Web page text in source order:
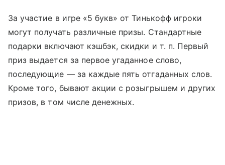
За участие в игре «5 букв» от Тинькофф игроки
могут получать различные призы. Стандартные
подарки включают кэшбэк, скидки и т. п. Первый
приз выдается за первое угаданное слово,
последующие — за каждые пять отгаданных слов.
Кроме того, бывают акции с розыгрышем и других
призов, в том числе денежных.